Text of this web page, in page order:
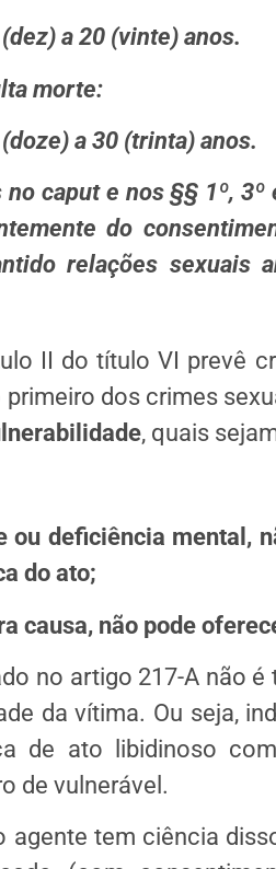
a 20 (vinte) anos.
morte:
a 30 (trinta) anos.
caput e nos §§ 1º,
do
relações sexuais
II do título VI prevê
dos crimes
, quais
ou deficiência mental,
do ato;
causa, não pode
no artigo 217-A não
da vítima. Ou seja,
de ato libidinoso
de vulnerável.
agente tem ciência